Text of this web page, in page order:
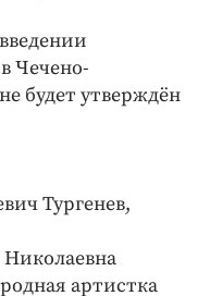
Чечено-
будет утверждён
Тургенев,
артистка